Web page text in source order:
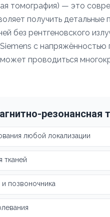
томография) — это
получить детальные
без рентгеновского
с напряжённостью
проводиться
резонансная
любой локализации
тканей
позвоночника